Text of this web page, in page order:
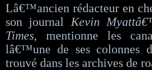
Lâ€™ancien rédacteur en
son journal Kevin
Times, mentionne les
lâ€™une de ses colonnes
trouvé dans les archives de